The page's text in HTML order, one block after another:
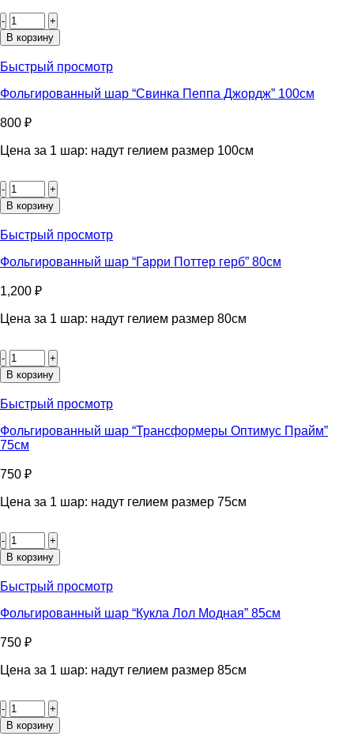
товара
Фольгированный
"Гарри
факультеты"
В корзину
Быстрый просмотр
Фольгированный шар “Свинка Пеппа Джордж” 100см
800 ₽
Цена за 1 шар: надут гелием размер 100см
товара
Фольгированный
"Свинка
Джордж"
В корзину
Быстрый просмотр
Фольгированный шар “Гарри Поттер герб” 80см
1,200 ₽
Цена за 1 шар: надут гелием размер 80см
товара
Фольгированный
шар
“Гарри
герб”
80см
В корзину
Быстрый просмотр
Фольгированный шар “Трансформеры Оптимус Прайм”
75см
750 ₽
Цена за 1 шар: надут гелием размер 75см
товара
Фольгированный
"Трансформеры
Прайм"
В корзину
Быстрый просмотр
Фольгированный шар “Кукла Лол Модная” 85см
750 ₽
Цена за 1 шар: надут гелием размер 85см
товара
Фольгированный
В корзину